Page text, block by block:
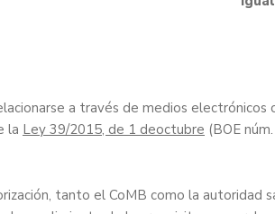
a través de medios electrónicos
la Ley 39/2015, de 1 deoctubre (BOE
tanto el CoMB como la